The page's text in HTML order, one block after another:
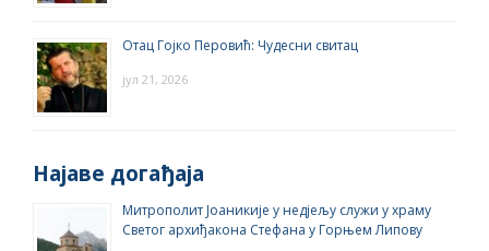
Отац Гојко Перовић: Чудесни свитац
јул 21, 2026
Најаве догађаја
Митрополит Јоаникије у недјељу служи у храму
Светог архиђакона Стефана у Горњем Липову